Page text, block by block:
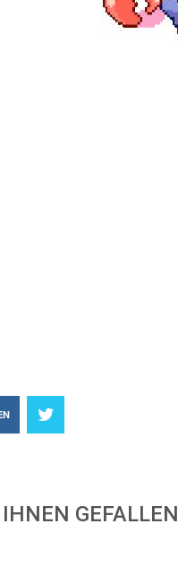
GEFALLEN